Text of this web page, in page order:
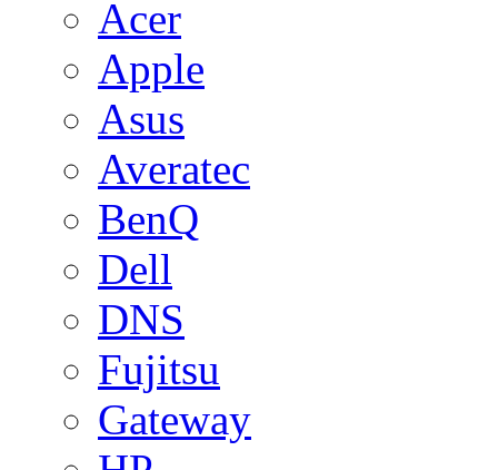
Acer
Apple
Asus
Averatec
BenQ
Dell
DNS
Fujitsu
Gateway